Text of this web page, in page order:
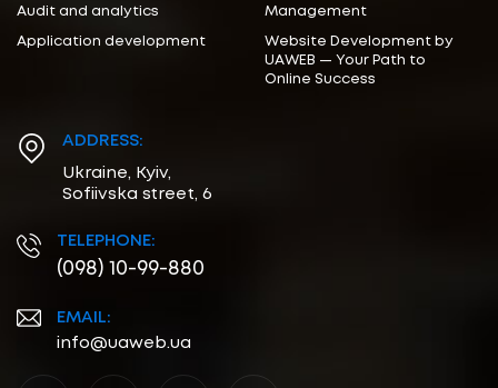
Audit and analytics
Application development
Management
Website Development by
UAWEB — Your Path to
Online Success
ADDRESS:
Ukraine, Kyiv,
Sofiivska street, 6
TELEPHONE:
(098) 10-99-880
EMAIL:
info@uaweb.ua